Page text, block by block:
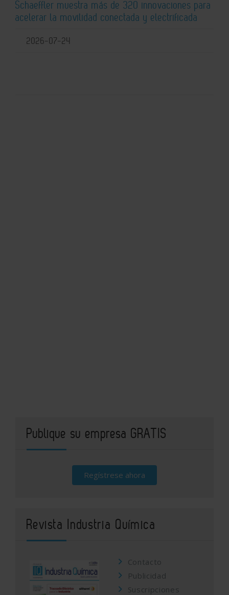
Schaeffler muestra más de 320 innovaciones para
acelerar la movilidad conectada y electrificada
2026-07-24
Publique su empresa GRATIS
Regístrese ahora
Revista Industria Química
Contacto
Publicidad
Suscripciones